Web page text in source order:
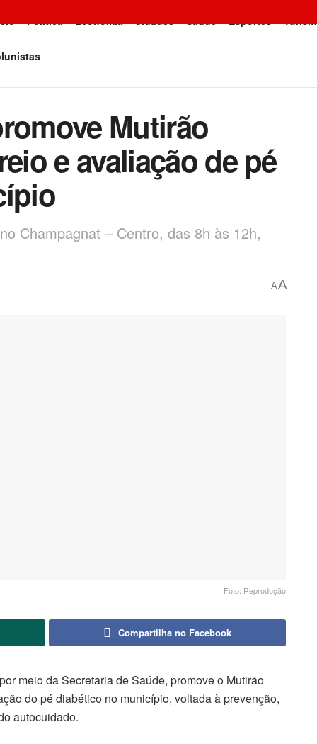
Mutirão
e avaliação de pé
Champagnat – Centro, das 8h às 12h,
AA
Foto: Reprodução
Compartilha no Facebook
meio da Secretaria de Saúde, promove o Mutirão
do pé diabético no município, voltada à prevenção,
autocuidado.